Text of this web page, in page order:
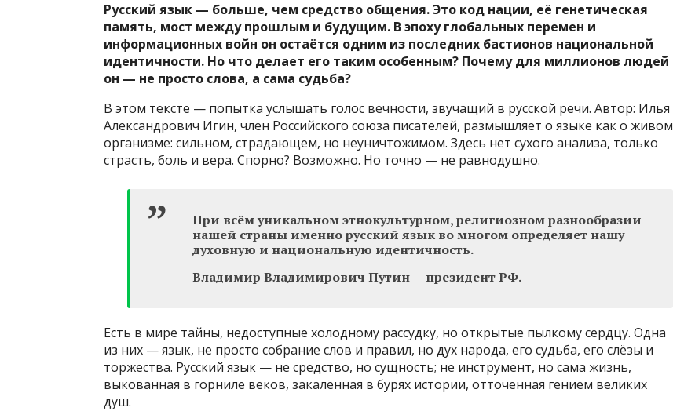
Русский язык — больше, чем средство общения. Это код нации, её генетическая
память, мост между прошлым и будущим. В эпоху глобальных перемен и
информационных войн он остаётся одним из последних бастионов национальной
идентичности. Но что делает его таким особенным? Почему для миллионов людей
он — не просто слова, а сама судьба?
В этом тексте — попытка услышать голос вечности, звучащий в русской речи. Автор: Илья
Александрович Игин, член Российского союза писателей, размышляет о языке как о живом
организме: сильном, страдающем, но неуничтожимом. Здесь нет сухого анализа, только
страсть, боль и вера. Спорно? Возможно. Но точно — не равнодушно.
При всём уникальном этнокультурном, религиозном разнообразии
нашей страны именно русский язык во многом определяет нашу
духовную и национальную идентичность.
Владимир Владимирович Путин — президент РФ.
Есть в мире тайны, недоступные холодному рассудку, но открытые пылкому сердцу. Одна
из них — язык, не просто собрание слов и правил, но дух народа, его судьба, его слёзы и
торжества. Русский язык — не средство, но сущность; не инструмент, но сама жизнь,
выкованная в горниле веков, закалённая в бурях истории, отточенная гением великих
душ.